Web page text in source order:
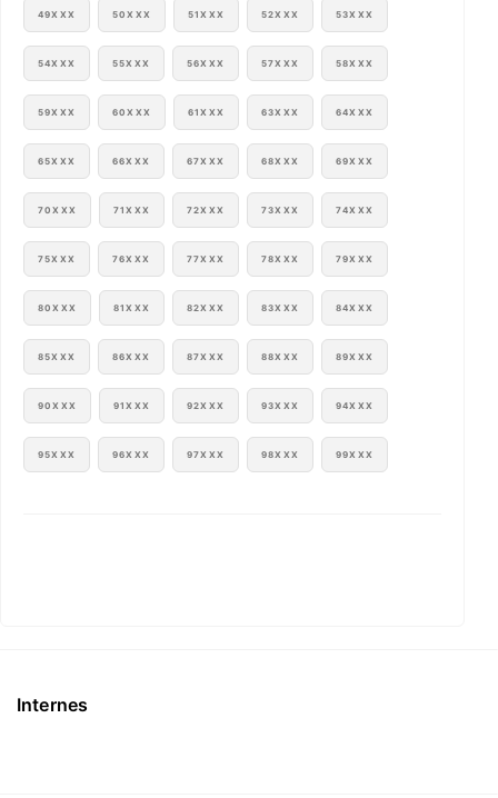
49XXX 50XXX 51XXX 52XXX 53XXX
54XXX 55XXX 56XXX 57XXX 58XXX
59XXX 60XXX 61XXX 63XXX 64XXX
65XXX 66XXX 67XXX 68XXX 69XXX
70XXX 71XXX 72XXX 73XXX 74XXX
75XXX 76XXX 77XXX 78XXX 79XXX
80XXX 81XXX 82XXX 83XXX 84XXX
85XXX 86XXX 87XXX 88XXX 89XXX
90XXX 91XXX 92XXX 93XXX 94XXX
95XXX 96XXX 97XXX 98XXX 99XXX
Internes